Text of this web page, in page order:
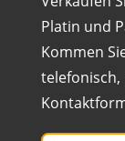
Platin und
Kommen
telefonisch,